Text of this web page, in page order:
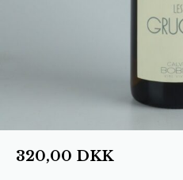
320,00 DKK